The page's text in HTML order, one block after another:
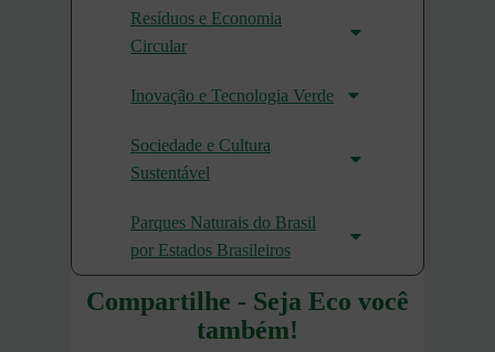
Resíduos e Economia
Circular
Inovação e Tecnologia Verde
Sociedade e Cultura
Sustentável
Parques Naturais do Brasil
por Estados Brasileiros
Compartilhe - Seja Eco você
também!